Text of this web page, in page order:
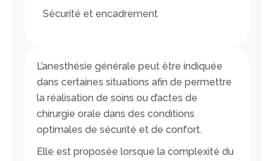
Sécurité et encadrement
L’anesthésie générale peut être indiquée
dans certaines situations afin de permettre
la réalisation de soins ou d’actes de
chirurgie orale dans des conditions
optimales de sécurité et de confort.
Elle est proposée lorsque la complexité du